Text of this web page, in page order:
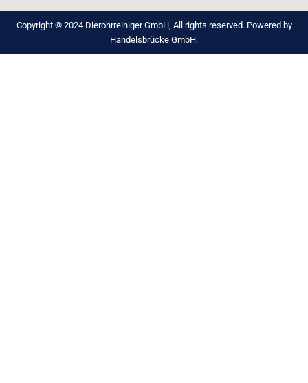
Copyright © 2024 Dierohrreiniger GmbH, All rights reserved. Powered by
Handelsbrücke GmbH.